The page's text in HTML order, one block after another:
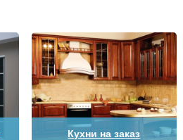
Кухни на заказ